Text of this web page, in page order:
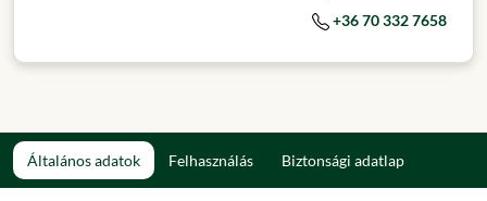
+36 70 332 7658
Általános adatok Felhasználás Biztonsági adatlap